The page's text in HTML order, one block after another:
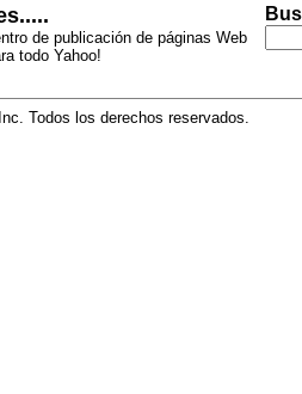
de publicación de páginas Web
todo Yahoo!
Todos los derechos reservados.